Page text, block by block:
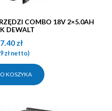
DEWALT
zł
złnetto)
KOSZYKA